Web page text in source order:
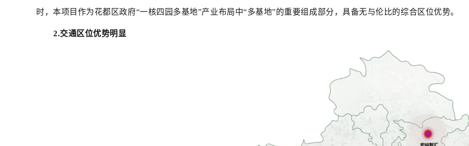
时，本项目作为花都区政府“一核四园多基地”产业布局中“多基地”的重要组成部分，具备无与伦比的综合区位优势。
2.交通区位优势明显